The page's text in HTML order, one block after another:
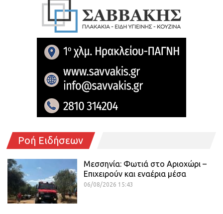
Ροή Ειδήσεων
Μεσσηνία: Φωτιά στο Αριοχώρι –
Επιχειρούν και εναέρια μέσα
06/08/2026 15:43